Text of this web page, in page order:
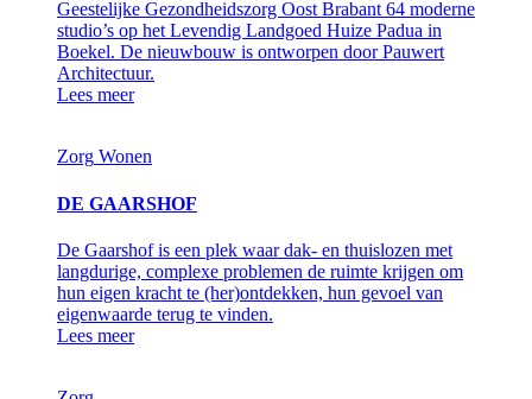
Geestelijke Gezondheidszorg Oost Brabant 64 moderne
studio’s op het Levendig Landgoed Huize Padua in
Boekel. De nieuwbouw is ontworpen door Pauwert
Architectuur.
Lees meer
Zorg Wonen
DE GAARSHOF
De Gaarshof is een plek waar dak- en thuislozen met
langdurige, complexe problemen de ruimte krijgen om
hun eigen kracht te (her)ontdekken, hun gevoel van
eigenwaarde terug te vinden.
Lees meer